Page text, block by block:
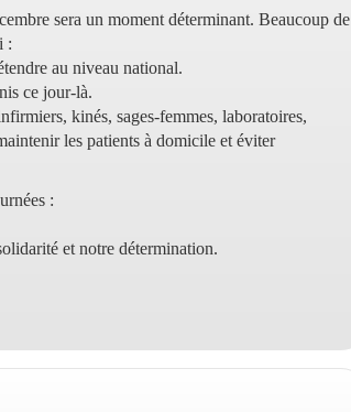
sera un moment déterminant. Beaucoup de
:
au niveau national.
ce jour-là.
kinés, sages-femmes, laboratoires,
les patients à domicile et éviter
:
et notre détermination.